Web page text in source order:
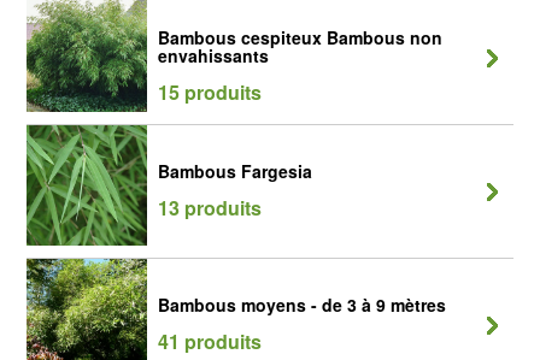
Bambous cespiteux Bambous non
envahissants
15 produits
Bambous Fargesia
13 produits
Bambous moyens - de 3 à 9 mètres
41 produits